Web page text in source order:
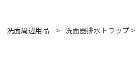
洗面周辺用品 > 洗面器排水トラップ >